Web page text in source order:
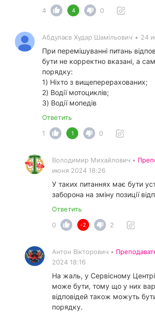
4
4 0
Абдулаєв Худар Шамільович • 24
При перемішуванні питань
бути не корректно вказані, а
порядку:
1) Ніхто з вищеперерахованих;
2) Водії мотоциклів;
3) Водії мопедів
Ответить
1
1 0
Володимир Михайлович •
июня 2024 18:26
У таких питаннях має бути
заборона на зміну позиції
Ответить
0
-2 2
Антон Вікторович •
2024 18:16
На жаль, у Сервісному
може бути, тому що у них
відповідей також можуть
порядку.